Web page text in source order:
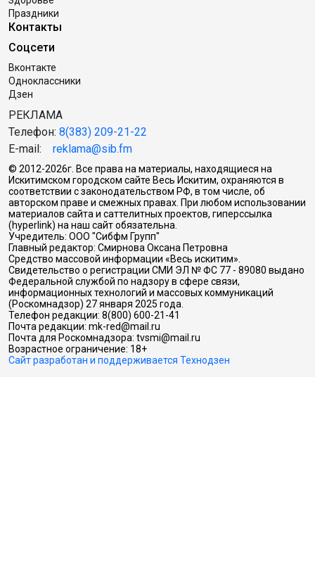
Праздники
Контакты
Соцсети
Вконтакте
Одноклассники
Дзен
РЕКЛАМА
Телефон: 8(383) 209-21-22
E-mail: reklama@sib.fm
© 2012-2026г. Все права на материалы, находящиеся на
Искитимском городском сайте Весь Искитим, охраняются в
соответствии с законодательством РФ, в том числе, об
авторском праве и смежных правах. При любом использовании
материалов сайта и саттелитных проектов, гиперссылка
(hyperlink) на наш сайт обязательна.
Учредитель: ООО "Сибфм Групп"
Главный редактор: Смирнова Оксана Петровна
Средство массовой информации «Весь искитим».
Свидетельство о регистрации СМИ ЭЛ № ФС 77 - 89080 выдано
Федеральной службой по надзору в сфере связи,
информационных технологий и массовых коммуникаций
(Роскомнадзор) 27 января 2025 года.
Телефон редакции: 8(800) 600-21-41
Почта редакции: mk-red@mail.ru
Почта для Роскомнадзора: tvsmi@mail.ru
Возрастное ограничение: 18+
Сайт разработан и поддерживается Технодзен